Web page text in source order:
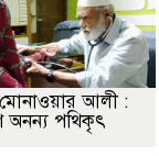
আলী :
অনন্য পথিকৃৎ